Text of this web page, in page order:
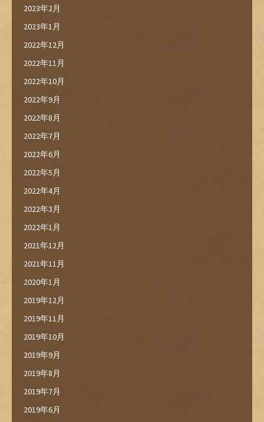
2023年2月
2023年1月
2022年12月
2022年11月
2022年10月
2022年9月
2022年8月
2022年7月
2022年6月
2022年5月
2022年4月
2022年3月
2022年1月
2021年12月
2021年11月
2020年1月
2019年12月
2019年11月
2019年10月
2019年9月
2019年8月
2019年7月
2019年6月